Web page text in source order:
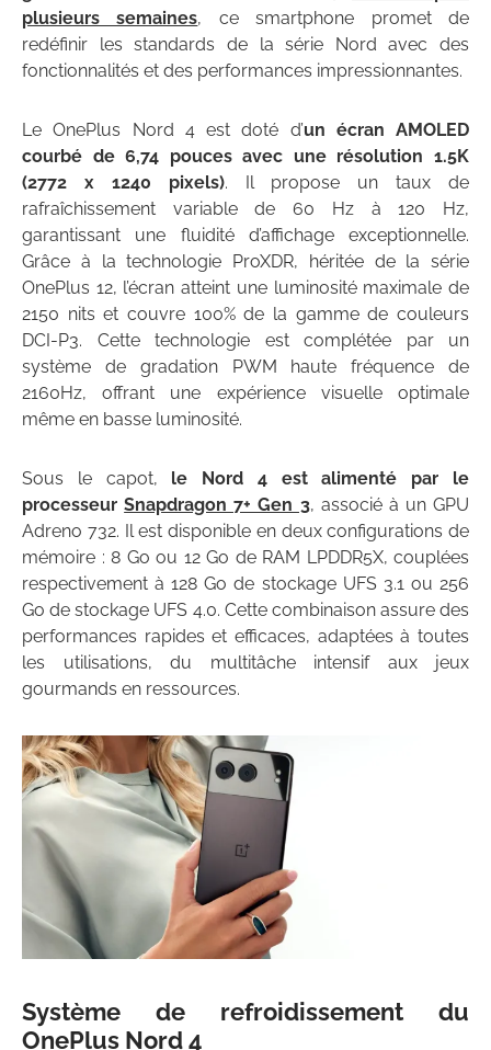
plusieurs semaines, ce smartphone promet de
redéfinir les standards de la série Nord avec des
fonctionnalités et des performances impressionnantes.
Le OnePlus Nord 4 est doté d’un écran AMOLED
courbé de 6,74 pouces avec une résolution 1.5K
(2772 x 1240 pixels). Il propose un taux de
rafraîchissement variable de 60 Hz à 120 Hz,
garantissant une fluidité d’affichage exceptionnelle.
Grâce à la technologie ProXDR, héritée de la série
OnePlus 12, l’écran atteint une luminosité maximale de
2150 nits et couvre 100% de la gamme de couleurs
DCI-P3. Cette technologie est complétée par un
système de gradation PWM haute fréquence de
2160Hz, offrant une expérience visuelle optimale
même en basse luminosité.
Sous le capot, le Nord 4 est alimenté par le
processeurSnapdragon 7+ Gen 3, associé à un GPU
Adreno 732. Il est disponible en deux configurations de
mémoire : 8 Go ou 12 Go de RAM LPDDR5X, couplées
respectivement à 128 Go de stockage UFS 3.1 ou 256
Go de stockage UFS 4.0. Cette combinaison assure des
performances rapides et efficaces, adaptées à toutes
les utilisations, du multitâche intensif aux jeux
gourmands en ressources.
Système de refroidissement du
OnePlus Nord 4